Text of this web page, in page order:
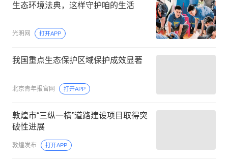
生态环境法典，这样守护咱的生活
光明网 打开APP
我国重点生态保护区域保护成效显著
北京青年报官网 打开APP
敦煌市“三纵一横”道路建设项目取得突
破性进展
敦煌发布 打开APP